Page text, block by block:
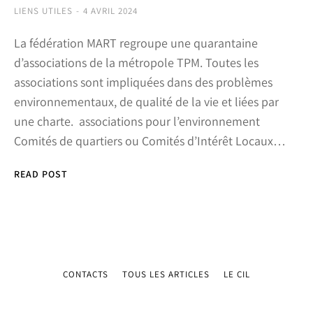
LIENS UTILES 4 AVRIL 2024
La fédération MART regroupe une quarantaine
d’associations de la métropole TPM. Toutes les
associations sont impliquées dans des problèmes
environnementaux, de qualité de la vie et liées par
une charte. associations pour l’environnement
Comités de quartiers ou Comités d’Intérêt Locaux…
READ POST
CONTACTS TOUS LES ARTICLES LE CIL